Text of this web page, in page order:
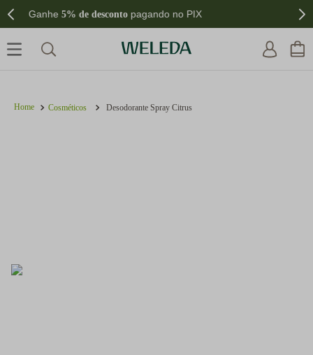
Parcele suas compras em até10x sem juros
Cosméticos Desodorante Spray Citrus